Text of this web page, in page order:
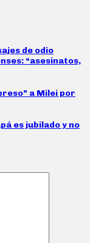
de odio
“asesinatos,
a Milei por
es jubilado y no